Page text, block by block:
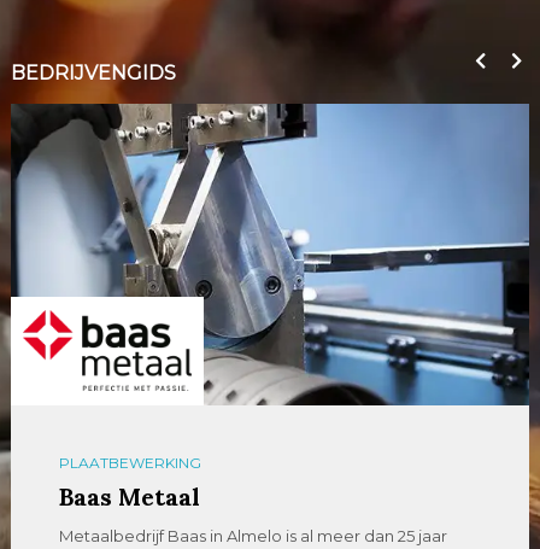
BEDRIJVENGIDS
PLAATBEWERKING
Baas Metaal
Metaalbedrijf Baas in Almelo is al meer dan 25 jaar